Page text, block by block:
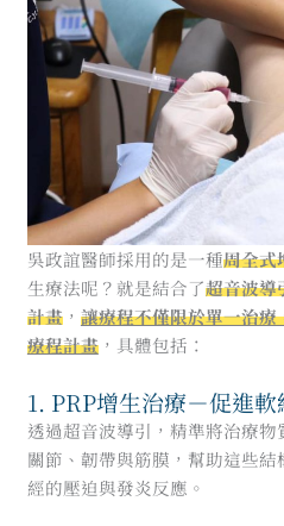
吳政誼醫師採用的是一種周全式
生療法呢？就是結合了超音波導
計畫， 讓療程不僅限於單一治
療程計畫，具體包括：
1. PRP增生治療－促進
透過超音波導引，精準將治療
關節、韌帶與筋膜，幫助這些
經的壓迫與發炎反應。